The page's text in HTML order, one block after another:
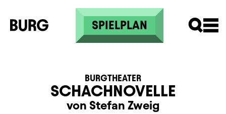
Direkt zum Inhalt
SPIELPLAN
SCHACHNOVELLE
BURGTHEATER
von Stefan Zweig